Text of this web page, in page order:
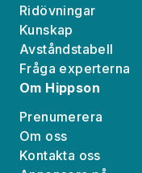
Ridövningar
Kunskap
Avståndstabell
Fråga experterna
Om Hippson
Prenumerera
Om oss
Kontakta oss